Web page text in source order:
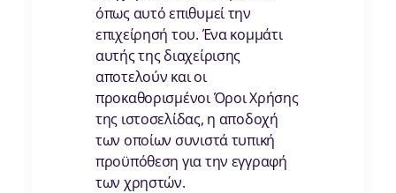
όπως αυτό επιθυμεί την
επιχείρησή του. Ένα κομμάτι
αυτής της διαχείρισης
αποτελούν και οι
προκαθορισμένοι Όροι Χρήσης
της ιστοσελίδας, η αποδοχή
των οποίων συνιστά τυπική
προϋπόθεση για την εγγραφή
των χρηστών.